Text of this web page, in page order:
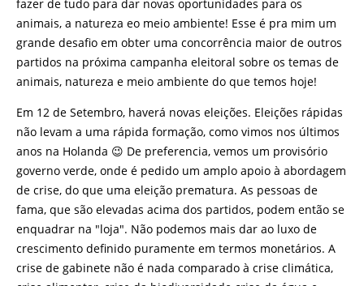
fazer de tudo para dar novas oportunidades para os
animais, a natureza eo meio ambiente! Esse é pra mim um
grande desafio em obter uma concorrência maior de outros
partidos na próxima campanha eleitoral sobre os temas de
animais, natureza e meio ambiente do que temos hoje!
Em 12 de Setembro, haverá novas eleições. Eleições rápidas
não levam a uma rápida formação, como vimos nos últimos
anos na Holanda 😉 De preferencia, vemos um provisório
governo verde, onde é pedido um amplo apoio à abordagem
de crise, do que uma eleição prematura. As pessoas de
fama, que são elevadas acima dos partidos, podem então se
enquadrar na "loja". Não podemos mais dar ao luxo de
crescimento definido puramente em termos monetários. A
crise de gabinete não é nada comparado à crise climática,